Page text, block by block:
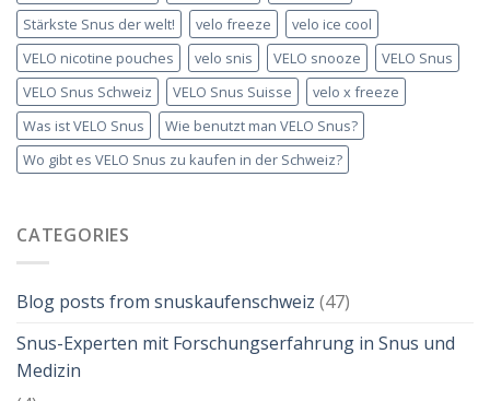
Stärkste Snus der welt!
velo freeze
velo ice cool
VELO nicotine pouches
velo snis VELO snooze
VELO Snus
VELO Snus Schweiz
VELO Snus Suisse
velo x freeze
Was ist VELO Snus
Wie benutzt man VELO Snus?
Wo gibt es VELO Snus zu kaufen in der Schweiz?
CATEGORIES
Blog posts from snuskaufenschweiz (47)
Snus-Experten mit Forschungserfahrung in Snus und
Medizin